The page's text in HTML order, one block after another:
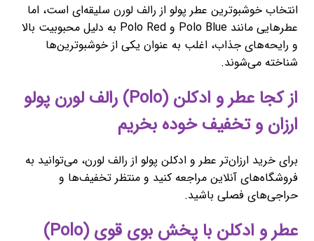
انتخاب خوشبوترین عطر پولو از رالف لورن سلیقه‌ای است، اما
عطرهایی مانند Polo Blue و Polo Red به دلیل محبوبیت بالا
و رایحه‌های جذاب، اغلب به عنوان یکی از خوشبوترین‌ها
شناخته می‌شوند.
از کجا عطر و ادکلن (Polo) رالف لورن پولو
ارزان و تخفیف خوده بخریم
برای خرید ارزان‌تر عطر و ادکلن پولو از رالف لورن، می‌توانید به
فروشگاه‌های آنلاین مراجعه کنید و منتظر تخفیف‌ها و
حراجی‌های فصلی باشید.
عطر و ادکلن با پخش بوی قوی (Polo)